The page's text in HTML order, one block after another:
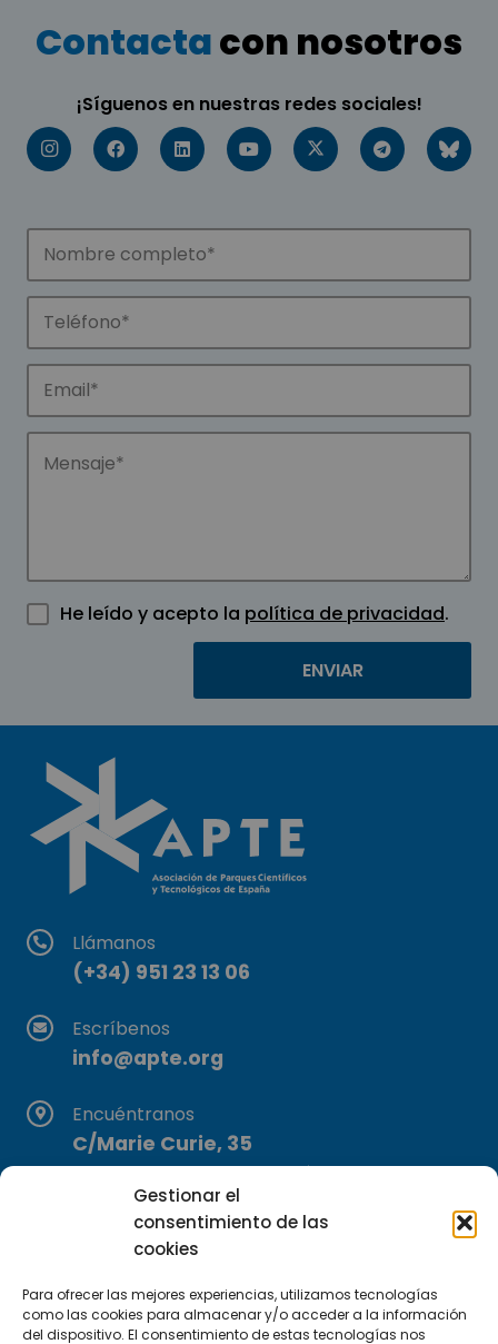
Gestionar el
consentimiento de las
cookies
Para ofrecer las mejores experiencias, utilizamos tecnologías
como las cookies para almacenar y/o acceder a la información
del dispositivo. El consentimiento de estas tecnologías nos
Contactacon nosotros
¡Síguenos en nuestras redes sociales!
He leído y acepto la política de privacidad.
Llámanos
(+34) 951 23 13 06
Escríbenos
info@apte.org
Encuéntranos
C/Marie Curie, 35
29590 Campanillas, Málaga